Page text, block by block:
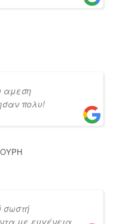
αμεση
πολυ!
σωστή